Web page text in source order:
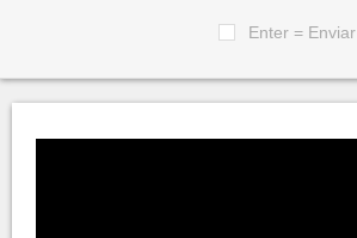
Enter = Enviar